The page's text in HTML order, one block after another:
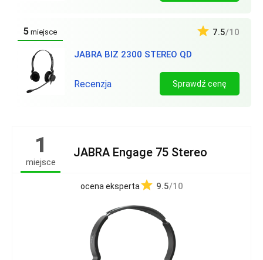
5 miejsce
JABRA BIZ 2300 STEREO QD
7.5/10
Recenzja Sprawdź cenę
1
miejsce
JABRA Engage 75 Stereo
ocena eksperta 9.5/10